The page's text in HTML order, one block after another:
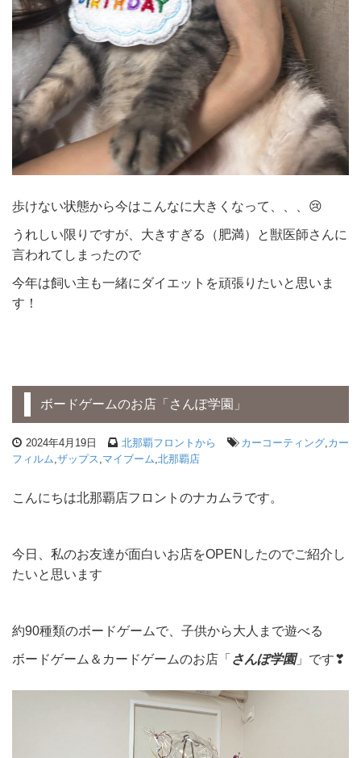
歩けない状態から今はこんなに大きくなって、、、😢
うれしい限りですが、大きすぎる（肥満）と獣医師さんに
言われてしまったので
今年は飼い主も一緒にダイエットを頑張りたいと思いま
す！
ボードゲームのお店「さんぽ学園」
2024年4月19日 北那覇フロントから カーコーティング カー
フィルム ザップス マイブーム 北那覇店
こんにちは北那覇店フロントのナカムラです。
今日、私のお友達が面白いお店をOPENしたのでご紹介し
たいと思います
約90種類のボードゲームで、子供から大人まで遊べる
ボードゲーム＆カードゲームのお店「さんぽ学園」です❣